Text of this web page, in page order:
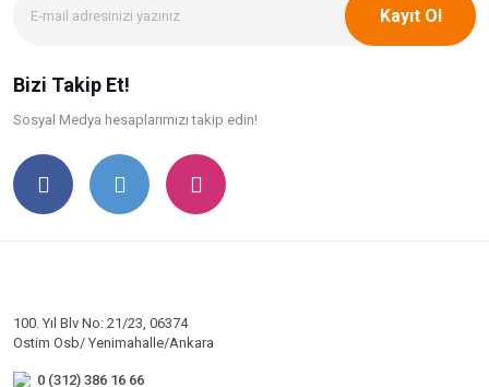
Kayıt Ol
Bizi Takip Et!
Sosyal Medya hesaplarımızı takip edin!
100. Yıl Blv No: 21/23, 06374
Ostim Osb/ Yenimahalle/Ankara
0 (312) 386 16 66